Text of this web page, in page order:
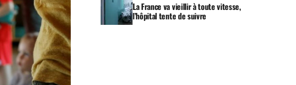
La France va vieillir à toute vitesse,
l’hôpital tente de suivre